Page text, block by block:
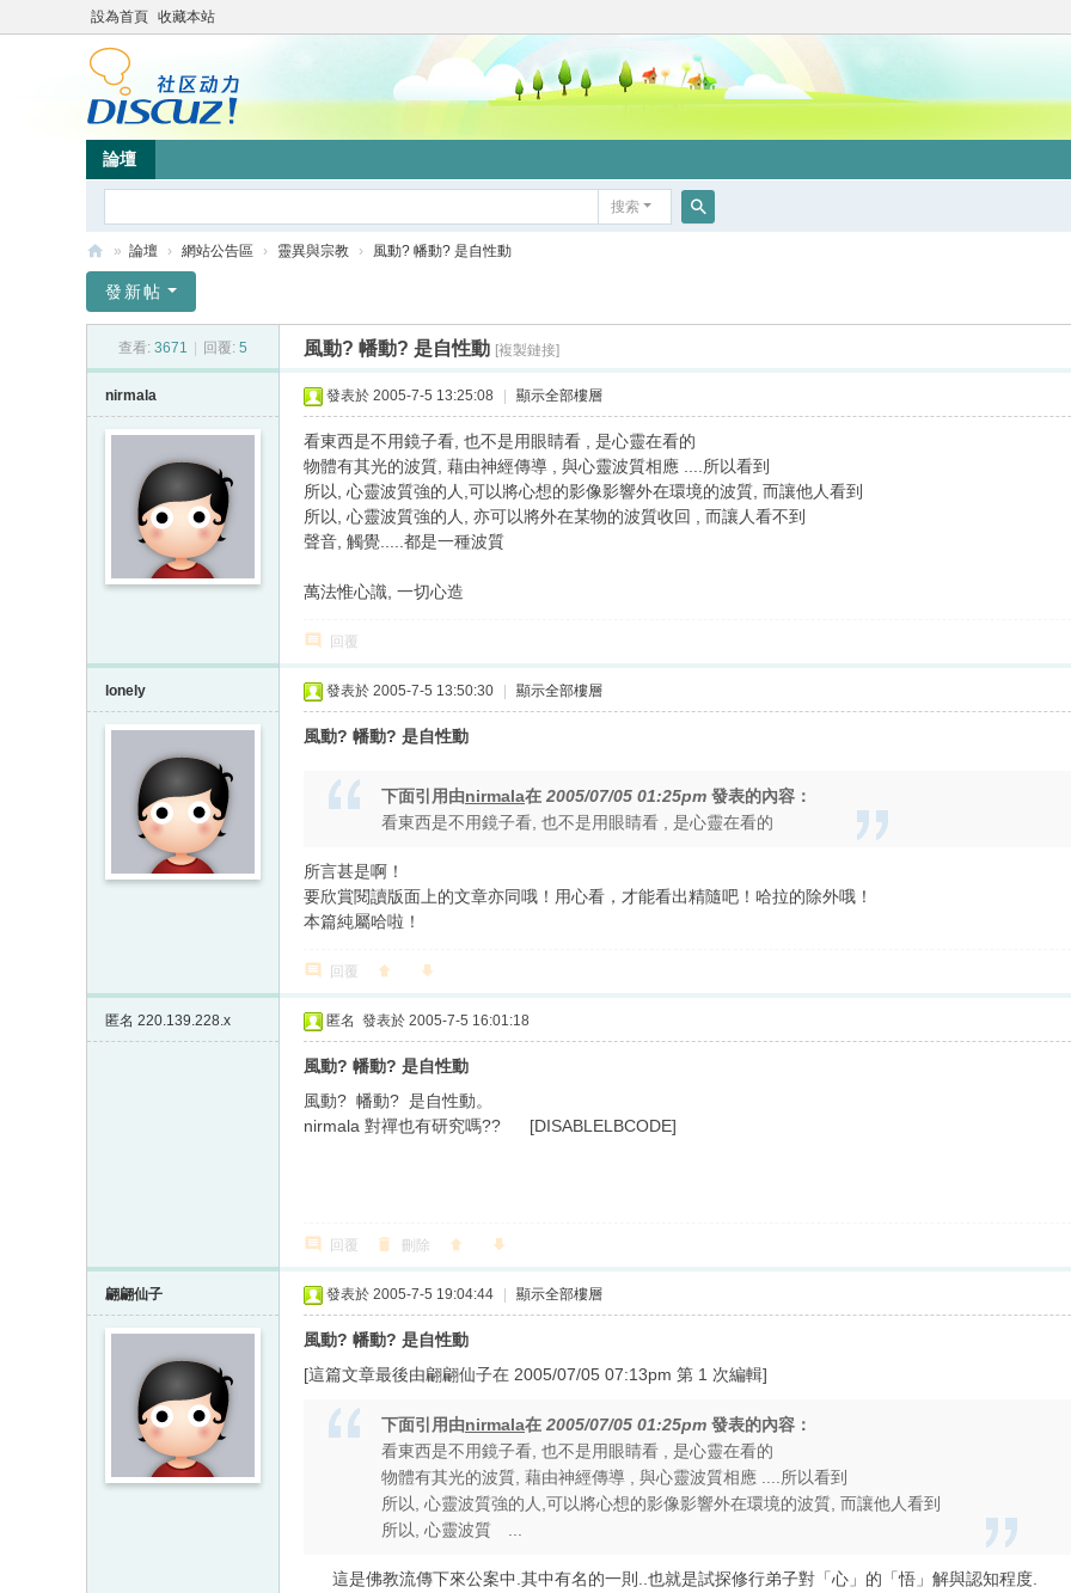
設為首頁 收藏本站
論壇
搜索
竹
» 論壇 › 網站公告區 › 靈異與宗教 › 風動? 幡動? 是自性動
發新帖
查看: 3671 回覆: 5 風動? 幡動? 是自性動 [複製鏈接]
nirmala 發表於 2005-7-5 13:25:08 顯示全部樓層
看東西是不用鏡子看, 也不是用眼睛看 , 是心靈在看的
物體有其光的波質, 藉由神經傳導 , 與心靈波質相應 ....所以看到
所以, 心靈波質強的人,可以將心想的影像影響外在環境的波質, 而讓他人看到
所以, 心靈波質強的人, 亦可以將外在某物的波質收回 , 而讓人看不到
聲音, 觸覺.....都是一種波質
萬法惟心識, 一切心造
回覆
lonely 發表於 2005-7-5 13:50:30 顯示全部樓層
風動? 幡動? 是自性動
下面引用由nirmala在 2005/07/05 01:25pm 發表的內容：
看東西是不用鏡子看, 也不是用眼睛看 , 是心靈在看的
所言甚是啊！
要欣賞閱讀版面上的文章亦同哦！用心看，才能看出精隨吧！哈拉的除外哦！
本篇純屬哈啦！
回覆
匿名 220.139.228.x 匿名 發表於 2005-7-5 16:01:18
風動? 幡動? 是自性動
風動? 幡動? 是自性動。
nirmala 對禪也有研究嗎??
[DISABLELBCODE]
回覆 刪除
翩翩仙子 發表於 2005-7-5 19:04:44 顯示全部樓層
風動? 幡動? 是自性動
[這篇文章最後由翩翩仙子在 2005/07/05 07:13pm 第 1 次編輯]
下面引用由nirmala在 2005/07/05 01:25pm 發表的內容：
看東西是不用鏡子看, 也不是用眼睛看 , 是心靈在看的
物體有其光的波質, 藉由神經傳導 , 與心靈波質相應 ....所以看到
所以, 心靈波質強的人,可以將心想的影像影響外在環境的波質, 而讓他人看到
所以, 心靈波質 ...
這是佛教流傳下來公案中.其中有名的一則..也就是試探修行弟子對「心」的「悟」解與認知程度.